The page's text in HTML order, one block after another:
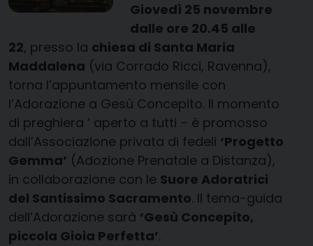
Giovedì 25 novembre
dalle ore 20.45 alle
22, presso la chiesa di Santa Maria
Maddalena (via Corrado Ricci, Ravenna),
torna l’appuntamento mensile con
l’Adorazione a Gesù Concepito. Il momento
di preghiera ‘ aperto a tutti – è promosso
dall’Associazione privata di fedeli ‘Progetto
Gemma’ (Adozione Prenatale a Distanza),
in collaborazione con le Suore Adoratrici
del Santissimo Sacramento. Il tema-guida
dell’Adorazione sarà ‘Gesù Concepito,
piccola Gioia Perfetta’.